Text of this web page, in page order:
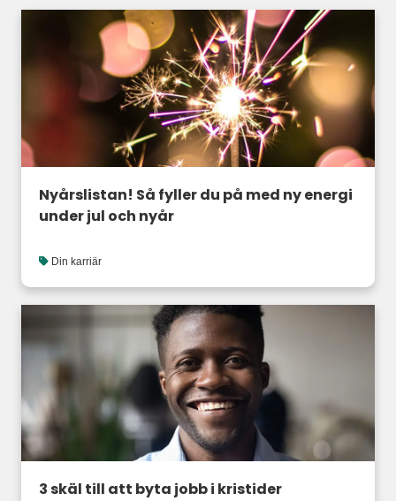
Nyårslistan! Så fyller du på med ny energi
under jul och nyår
Din karriär
3 skäl till att byta jobb i kristider